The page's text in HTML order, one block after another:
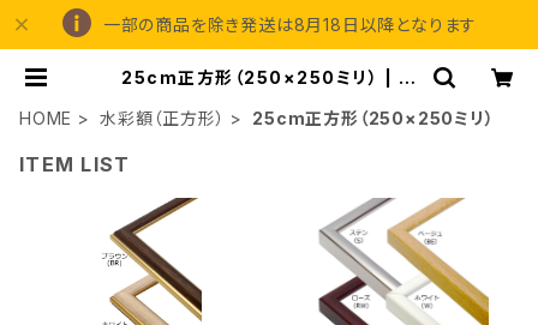
一部の商品を除き発送は8月18日以降となります
25cm正方形（250×250ミリ） | 額
HOME
水彩額（正方形） 25cm正方形（250×250ミリ）
ITEM LIST